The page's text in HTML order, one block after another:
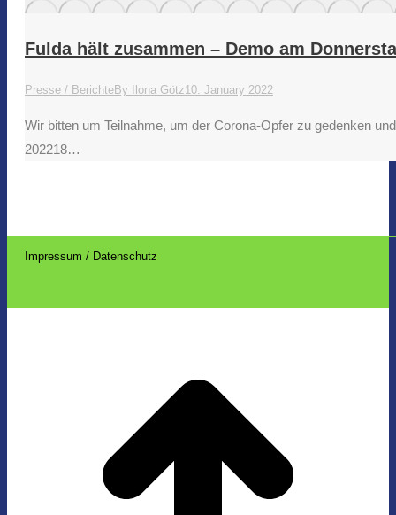
Fulda hält zusammen – Demo am
Presse / BerichteBy Ilona Götz10. January 2022
Wir bitten um Teilnahme, um der Corona-Opfer zu gedenken
202218…
Impressum / Datenschutz